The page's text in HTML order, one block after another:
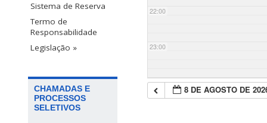
Sistema de Reserva
Termo de
Responsabilidade
Legislação »
CHAMADAS E
PROCESSOS
SELETIVOS
22:00
23:00
8 DE AGOSTO DE